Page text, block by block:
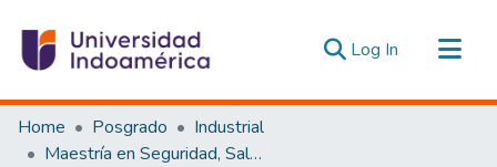
Log In (current)
Communities & Collections
All of DSpace
Home Posgrado
Industrial
Maestría en Seguridad, Salud e Higiene Industrial